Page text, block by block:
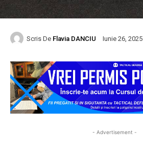
Scris De Flavia DANCIU Iunie 26, 2025
- Advertisement -